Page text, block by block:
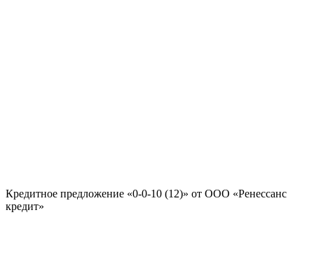
Кредитное предложение «0-0-10 (12)» от ООО «Ренессанс
кредит»